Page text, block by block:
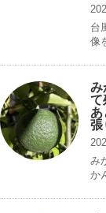
台
像
み
て
あ
張
み
か